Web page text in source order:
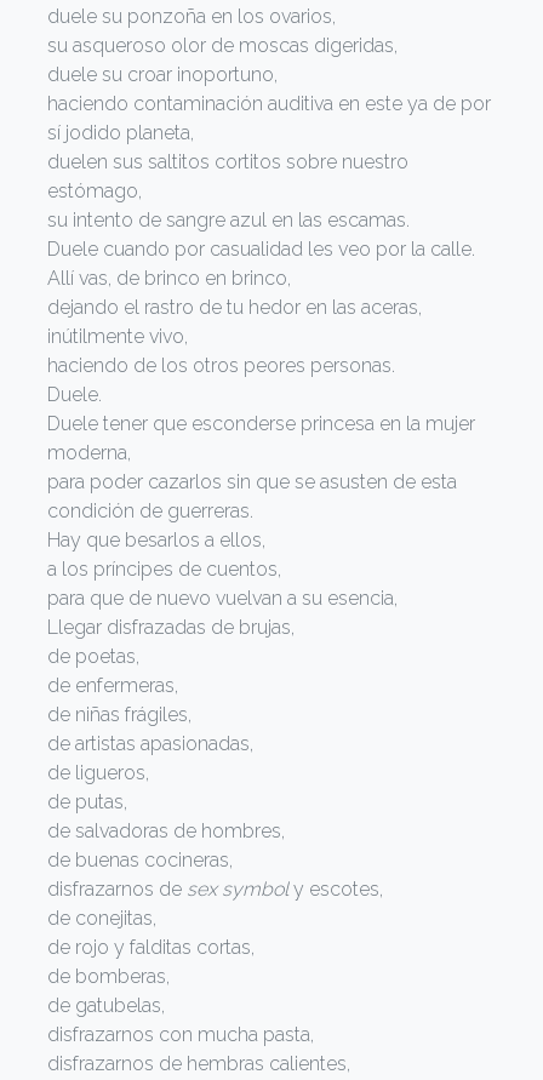
duele su ponzoña en los ovarios,
su asqueroso olor de moscas digeridas,
duele su croar inoportuno,
haciendo contaminación auditiva en este ya de por
sí jodido planeta,
duelen sus saltitos cortitos sobre nuestro
estómago,
su intento de sangre azul en las escamas.
Duele cuando por casualidad les veo por la calle.
Allí vas, de brinco en brinco,
dejando el rastro de tu hedor en las aceras,
inútilmente vivo,
haciendo de los otros peores personas.
Duele.
Duele tener que esconderse princesa en la mujer
moderna,
para poder cazarlos sin que se asusten de esta
condición de guerreras.
Hay que besarlos a ellos,
a los príncipes de cuentos,
para que de nuevo vuelvan a su esencia,
Llegar disfrazadas de brujas,
de poetas,
de enfermeras,
de niñas frágiles,
de artistas apasionadas,
de ligueros,
de putas,
de salvadoras de hombres,
de buenas cocineras,
disfrazarnos de sex symboly escotes,
de conejitas,
de rojo y falditas cortas,
de bomberas,
de gatubelas,
disfrazarnos con mucha pasta,
disfrazarnos de hembras calientes,